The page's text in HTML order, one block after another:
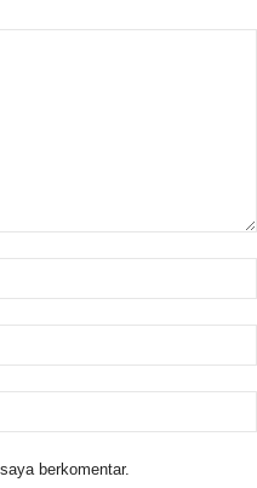
berkomentar.